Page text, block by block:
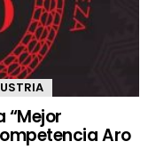
“Mejor
Aro